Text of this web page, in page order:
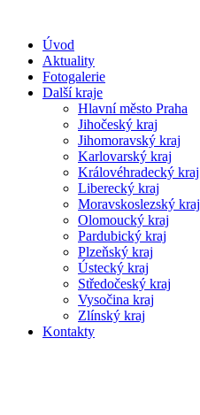
Úvod
Aktuality
Fotogalerie
Další kraje
Hlavní město Praha
Jihočeský kraj
Jihomoravský kraj
Karlovarský kraj
Královéhradecký kraj
Liberecký kraj
Moravskoslezský kraj
Olomoucký kraj
Pardubický kraj
Plzeňský kraj
Ústecký kraj
Středočeský kraj
Vysočina kraj
Zlínský kraj
Kontakty